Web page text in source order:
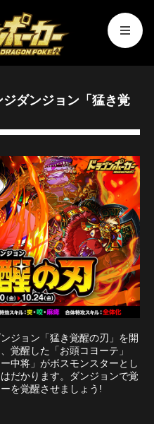
ダンジョン「猛き覚
ジョン「猛き覚醒の刃」を開
覚醒した「お頭コヨーテ」
中将」がボスモンスターとし
だかります。ダンジョンで覚
を覚醒させましょう!